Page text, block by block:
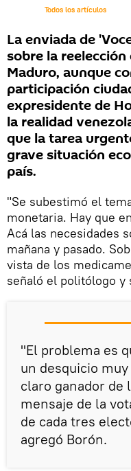
Todos los artículos
La enviada de
sobre la
Maduro, aunque
participación
expresidente de
la realidad
que la tarea
grave situación
país.
"Se subestimó el
monetaria. Hay que
Acá las necesidades
mañana y pasado.
vista de los
señaló el politólogo y
"El problema es
un desquicio
claro ganador de
mensaje de la
de cada tres
agregó Borón.